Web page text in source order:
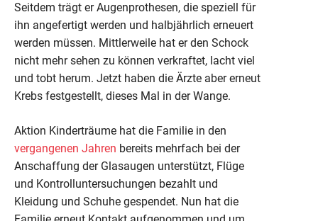
Seitdem trägt er Augenprothesen, die speziell für
ihn angefertigt werden und halbjährlich erneuert
werden müssen. Mittlerweile hat er den Schock
nicht mehr sehen zu können verkraftet, lacht viel
und tobt herum. Jetzt haben die Ärzte aber erneut
Krebs festgestellt, dieses Mal in der Wange.
Aktion Kinderträume hat die Familie in den
vergangenen Jahren bereits mehrfach bei der
Anschaffung der Glasaugen unterstützt, Flüge
und Kontrolluntersuchungen bezahlt und
Kleidung und Schuhe gespendet. Nun hat die